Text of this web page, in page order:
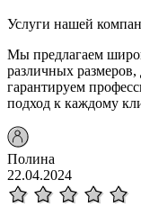
Услуги нашей
Мы предлагаем
различных
гарантируем
подход к каждому
Полина
22.04.2024